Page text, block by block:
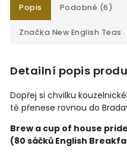
Popis Podobné (6)
Značka New English Teas
Detailní popis
Dopřej si chvilku
tě přenese rovnou do
Brew a cup of house
(80 sáčků English